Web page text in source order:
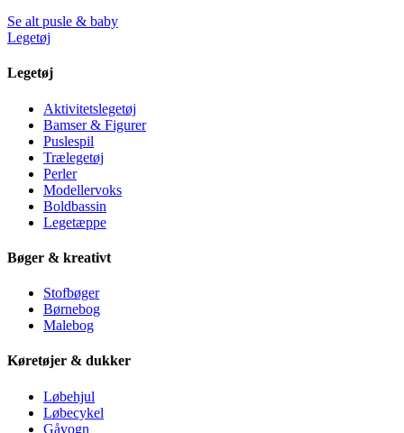
Se alt pusle & baby
Legetøj
Legetøj
Aktivitetslegetøj
Bamser & Figurer
Puslespil
Trælegetøj
Perler
Modellervoks
Boldbassin
Legetæppe
Bøger & kreativt
Stofbøger
Børnebog
Malebog
Køretøjer & dukker
Løbehjul
Løbecykel
Gåvogn